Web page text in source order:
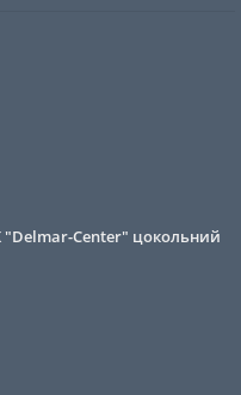
"Delmar-Center" цокольний